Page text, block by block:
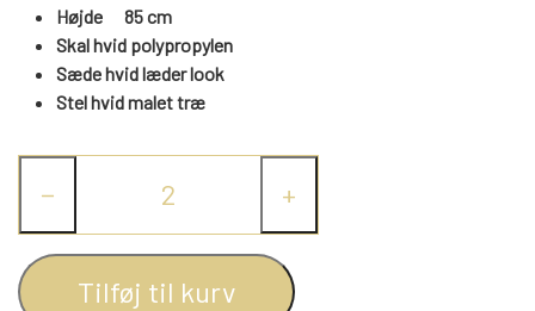
REOL EDGE
REOL MISTRAL
REOL SIGN
REOL BASIC
VÆGPANELER
Højde 85 cm
Skal hvid polypropylen
Sæde hvid læder look
Stel hvid malet træ
− +
Tilføj til kurv